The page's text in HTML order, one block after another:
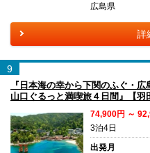
広島県
詳
9
『日本海の幸から下関のふぐ・
山口ぐるっと満喫旅４日間』【羽
74,900円 ～
3泊4日
出発月